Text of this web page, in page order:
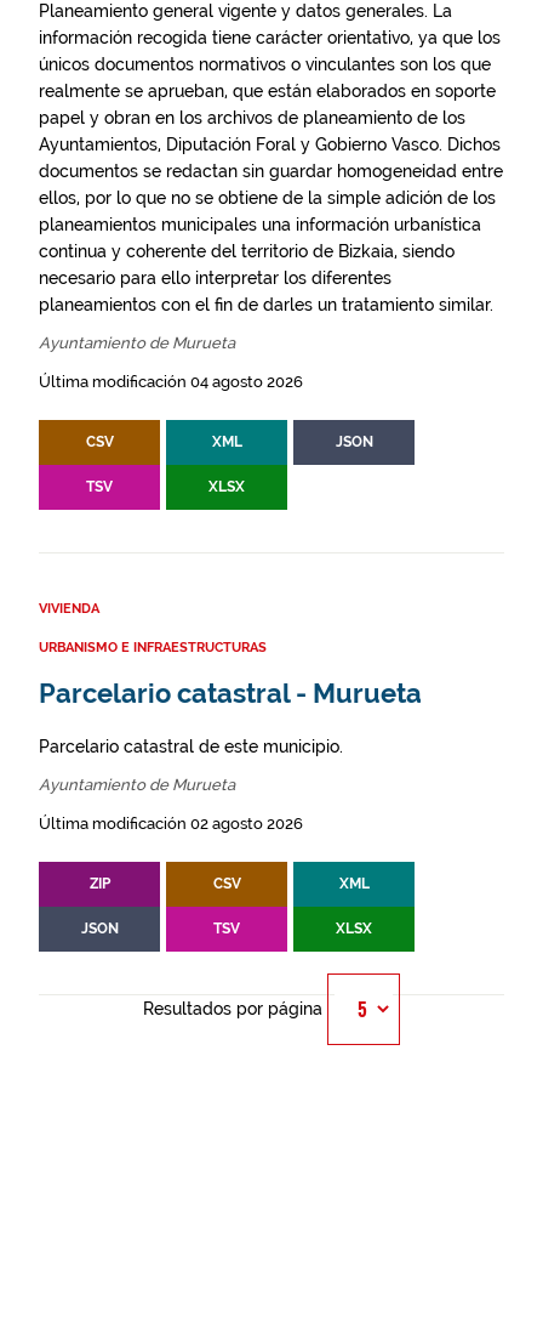
Planeamiento general vigente y datos generales. La
información recogida tiene carácter orientativo, ya que los
únicos documentos normativos o vinculantes son los que
realmente se aprueban, que están elaborados en soporte
papel y obran en los archivos de planeamiento de los
Ayuntamientos, Diputación Foral y Gobierno Vasco. Dichos
documentos se redactan sin guardar homogeneidad entre
ellos, por lo que no se obtiene de la simple adición de los
planeamientos municipales una información urbanística
continua y coherente del territorio de Bizkaia, siendo
necesario para ello interpretar los diferentes
planeamientos con el fin de darles un tratamiento similar.
Ayuntamiento de Murueta
Última modificación 04 agosto 2026
CSV XML JSON
TSV XLSX
VIVIENDA
URBANISMO E INFRAESTRUCTURAS
Parcelario catastral - Murueta
Parcelario catastral de este municipio.
Ayuntamiento de Murueta
Última modificación 02 agosto 2026
ZIP CSV XML
JSON TSV XLSX
Resultados por página